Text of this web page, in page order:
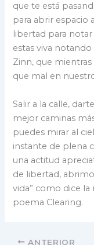
que te está
para abrir espacio
libertad para
estas viva
Zinn, que
que mal en
Salir a la calle,
mejor caminas
puedes mirar al
instante de plena
una actitud
de libertad,
vida” como dice
poema Clearing.
ANTERIOR